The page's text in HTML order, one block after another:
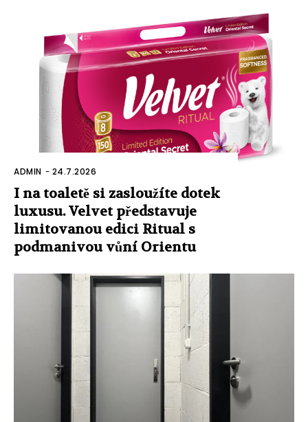
ADMIN - 24.7.2026
I na toaletě si zasloužíte dotek
luxusu. Velvet představuje
limitovanou edici Ritual s
podmanivou vůní Orientu